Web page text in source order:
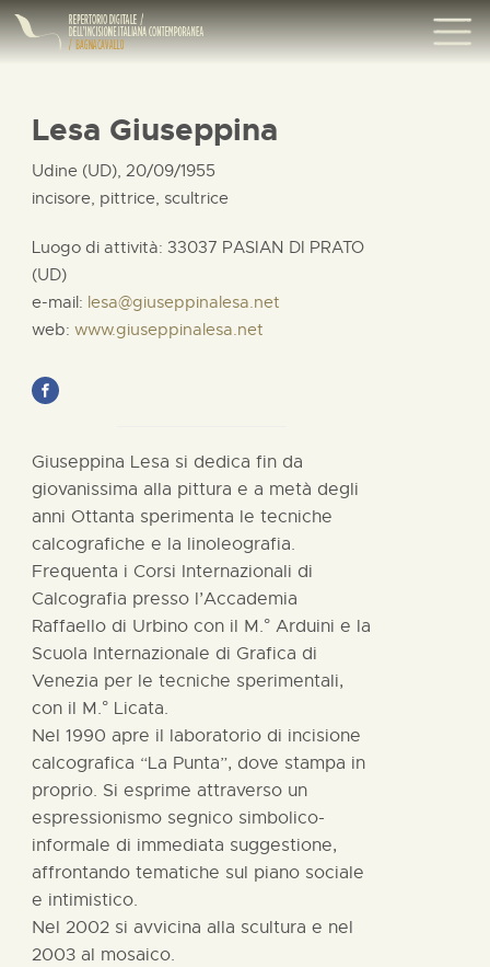
Lesa Giuseppina
Udine (UD), 20/09/1955
incisore, pittrice, scultrice
Luogo di attività: 33037 PASIAN DI PRATO
(UD)
e-mail: lesa@giuseppinalesa.net
web: www.giuseppinalesa.net
Giuseppina Lesa si dedica fin da
giovanissima alla pittura e a metà degli
anni Ottanta sperimenta le tecniche
calcografiche e la linoleografia.
Frequenta i Corsi Internazionali di
Calcografia presso l’Accademia
Raffaello di Urbino con il M.° Arduini e la
Scuola Internazionale di Grafica di
Venezia per le tecniche sperimentali,
con il M.° Licata.
Nel 1990 apre il laboratorio di incisione
calcografica “La Punta”, dove stampa in
proprio. Si esprime attraverso un
espressionismo segnico simbolico-
informale di immediata suggestione,
affrontando tematiche sul piano sociale
e intimistico.
Nel 2002 si avvicina alla scultura e nel
2003 al mosaico.